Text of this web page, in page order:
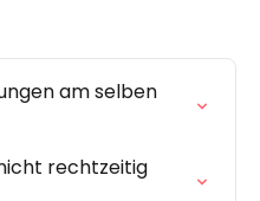
am selben
rechtzeitig